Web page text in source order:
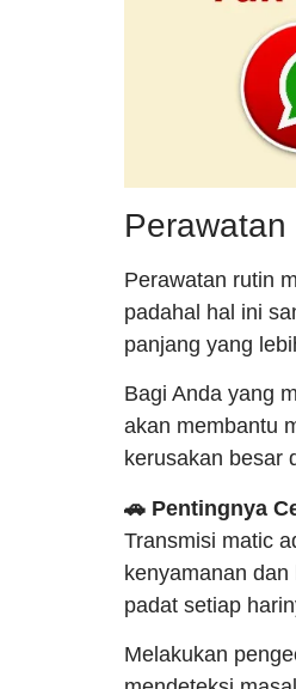
Perawatan rutin
padahal hal ini
panjang yang
Bagi Anda yang
akan membantu
kerusakan besar
🚗 Pentingnya
Transmisi matic
kenyamanan
padat setiap
Melakukan